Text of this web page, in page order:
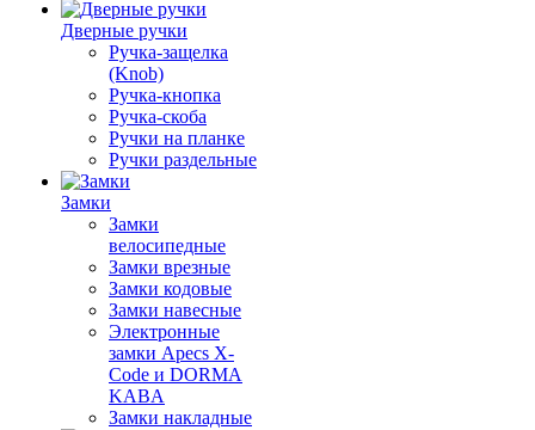
Дверные ручки
Ручка-защелка
(Knob)
Ручка-кнопка
Ручка-скоба
Ручки на планке
Ручки раздельные
Замки
Замки
велосипедные
Замки врезные
Замки кодовые
Замки навесные
Электронные
замки Apecs X-
Code и DORMA
KABA
Замки накладные